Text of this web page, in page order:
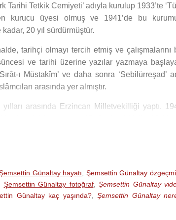
Tarihi Tetkik Cemiyeti’ adıyla kurulup 1933’te
kurucu üyesi olmuş ve 1941’de bu
20 yıl sürdürmüştür.
tarihçi olmayı tercih etmiş ve çalışmalarını
ve tarihi üzerine yazılar yazmaya
ı Müstakîm’ ve daha sonra ‘Sebilürreşad’
arasında yer almıştır.
arasında Erzincan Milletvekilliği yaptı.
görevini sürdürmüştür.
göreve başlayamadan 19 Ekim 1961
Günaltay hayatı Şemsettin Günaltay
Şemsettin Günaltay fotoğraf, Şemsettin Günaltay
Günaltay kaç yaşında?, Şemsettin Günaltay